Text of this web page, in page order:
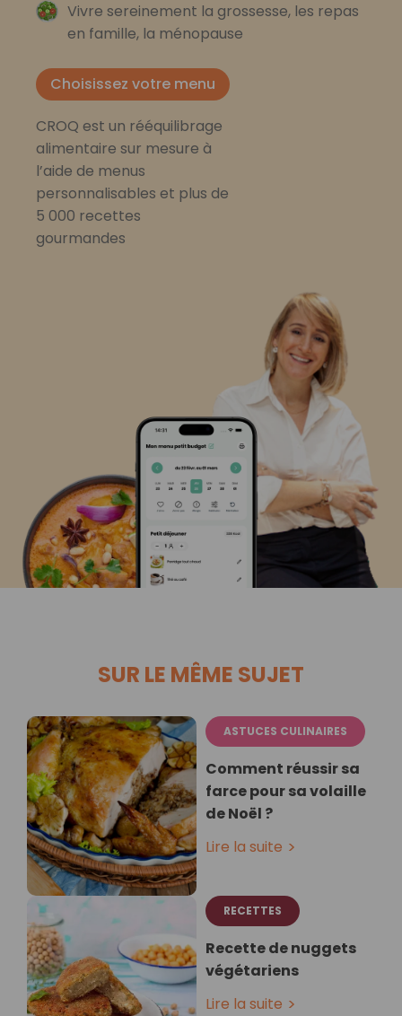
Vivre sereinement la grossesse, les repas
en famille, la ménopause
Choisissez votre menu
CROQ est un rééquilibrage
alimentaire sur mesure à
l’aide de menus
personnalisables et plus de
5 000 recettes
gourmandes
SUR LE MÊME SUJET
ASTUCES CULINAIRES
Comment réussir sa
farce pour sa volaille
de Noël ?
Lire la suite
RECETTES
Recette de nuggets
végétariens
Lire la suite